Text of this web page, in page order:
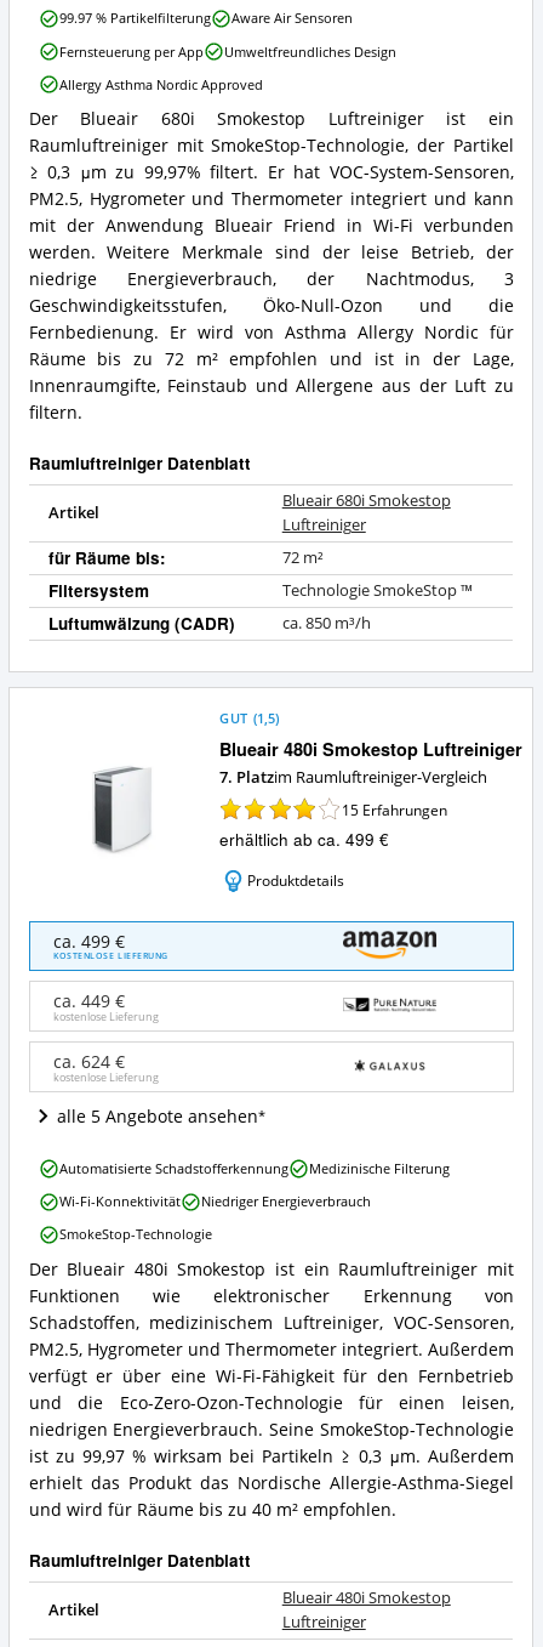
Blueair
680i
Smokestop
Luftreiniger
Zusammenfassung:
Was
bietet
dieser
Raumluftreiniger?
Der Blueair 680i Smokestop Luftreiniger ist ein
Raumluftreiniger mit SmokeStop-Technologie, der Partikel
≥ 0,3 μm zu 99,97% filtert. Er hat VOC-System-Sensoren,
PM2.5, Hygrometer und Thermometer integriert und kann
mit der Anwendung Blueair Friend in Wi-Fi verbunden
werden. Weitere Merkmale sind der leise Betrieb, der
niedrige Energieverbrauch, der Nachtmodus, 3
Geschwindigkeitsstufen, Öko-Null-Ozon und die
Fernbedienung. Er wird von Asthma Allergy Nordic für
Räume bis zu 72 m² empfohlen und ist in der Lage,
Innenraumgifte, Feinstaub und Allergene aus der Luft zu
filtern.
Raumluftreiniger Datenblatt
Artikel
Blueair 680i Smokestop
Luftreiniger
für Räume bis: 72 m²
Filtersystem Technologie SmokeStop ™
Luftumwälzung (CADR) ca. 850 m³/h
Blueair
680i
Smokestop
Luftreiniger
Vorteile:
Was
spricht
für
diesen
Raumluftreiniger?
99.97 % Partikelfilterung
Aware Air Sensoren
Fernsteuerung per App
Umweltfreundliches Design
Allergy Asthma Nordic Approved
Blueair 480i Smokestop Luftreiniger
GUT (1,5)
7. Platzim Raumluftreiniger-Vergleich
15 Erfahrungen
erhältlich ab ca. 499 €
Produktdetails
Blueair
480i
Smokestop
Luftreiniger
Angebote:
Wo
dieser
Raumluftreiniger
erhältlich?
ca. 499 €
KOSTENLOSE LIEFERUNG
ca. 449 €
kostenlose Lieferung
ca. 624 €
kostenlose Lieferung
alle 5 Angebote ansehen
Blueair
480i
Smokestop
Luftreiniger
Zusammenfassung:
Was
bietet
dieser
Raumluftreiniger?
Der Blueair 480i Smokestop ist ein Raumluftreiniger mit
Funktionen wie elektronischer Erkennung von
Schadstoffen, medizinischem Luftreiniger, VOC-Sensoren,
PM2.5, Hygrometer und Thermometer integriert. Außerdem
verfügt er über eine Wi-Fi-Fähigkeit für den Fernbetrieb
und die Eco-Zero-Ozon-Technologie für einen leisen,
niedrigen Energieverbrauch. Seine SmokeStop-Technologie
ist zu 99,97 % wirksam bei Partikeln ≥ 0,3 μm. Außerdem
erhielt das Produkt das Nordische Allergie-Asthma-Siegel
und wird für Räume bis zu 40 m² empfohlen.
Raumluftreiniger Datenblatt
Artikel
Blueair 480i Smokestop
Luftreiniger
Blueair
480i
Smokestop
Luftreiniger
Vorteile:
Was
spricht
für
diesen
Raumluftreiniger?
Automatisierte Schadstofferkennung
Medizinische Filterung
Wi-Fi-Konnektivität
Niedriger Energieverbrauch
SmokeStop-Technologie